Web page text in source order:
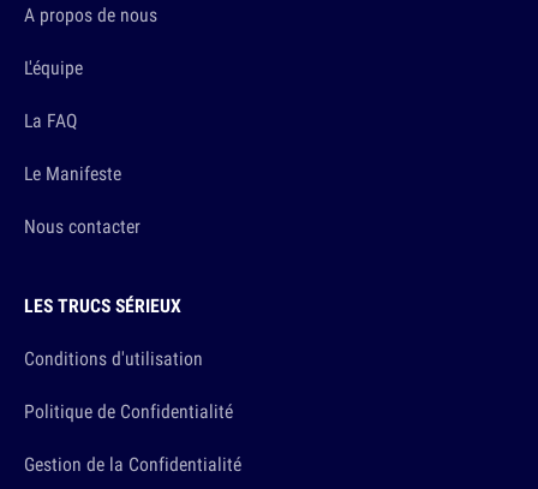
A propos de nous
L'équipe
La FAQ
Le Manifeste
Nous contacter
LES TRUCS SÉRIEUX
Conditions d'utilisation
Politique de Confidentialité
Gestion de la Confidentialité